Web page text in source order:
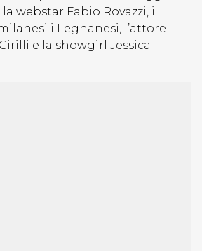
webstar Fabio Rovazzi, i
i Legnanesi, l’attore
e la showgirl Jessica